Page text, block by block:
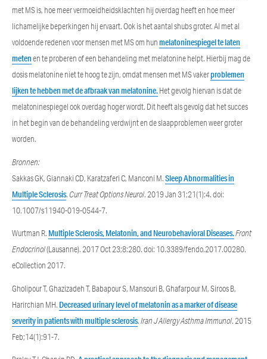
met MS is, hoe meer vermoeidheidsklachten hij overdag heeft en hoe meer
lichamelijke beperkingen hij ervaart. Ook is het aantal shubs groter. Al met al
voldoende redenen voor mensen met MS om hunmelatoninespiegel te laten
metenen te proberen of een behandeling met melatonine helpt. Hierbij mag de
dosis melatonine niet te hoog te zijn, omdat mensen met MS vakerproblemen
lijken te hebben met de afbraak van melatonine.Het gevolg hiervan is dat de
melatoninespiegel ook overdag hoger wordt. Dit heeft als gevolg dat het succes
in het begin van de behandeling verdwijnt en de slaapproblemen weer groter
worden.
Bronnen:
Sakkas GK, Giannaki CD, Karatzaferi C, Manconi M.Sleep Abnormalities in
Multiple Sclerosis.Curr Treat Options Neurol. 2019 Jan 31;21(1):4. doi:
10.1007/s11940-019-0544-7.
Wurtman R. Multiple Sclerosis, Melatonin, and Neurobehavioral Diseases.Front
Endocrinol(Lausanne). 2017 Oct 23;8:280. doi: 10.3389/fendo.2017.00280.
eCollection 2017.
Gholipour T, Ghazizadeh T, Babapour S, Mansouri B, Ghafarpour M, Siroos B,
Harirchian MH. Decreased urinary level of melatonin as a marker of disease
severity in patients with multiple sclerosis.Iran J Allergy Asthma Immunol. 2015
Feb;14(1):91-7.